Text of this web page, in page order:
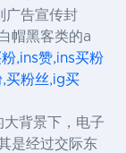
广告宣传封
帽黑客类的a
,ins赞,ins买粉
买粉丝,ig买
背景下，电子
是经过交际东